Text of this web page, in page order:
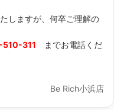
しますが、何卒ご理解の
311
までお電話くだ
Be Rich小浜店